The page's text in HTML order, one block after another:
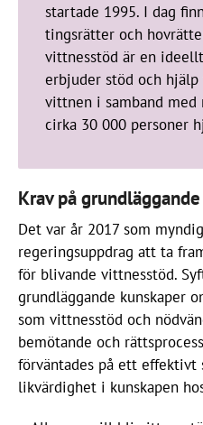
startade 1995. I dag
tingsrätter och
vittnesstöd är en
erbjuder stöd och
vittnen i samband med
cirka 30 000 personer
Krav på
Det var år 2017 som
regeringsuppdrag att ta
för blivande vittnesstöd.
grundläggande kunskaper
som vittnesstöd och
bemötande och
förväntades på ett
likvärdighet i kunskapen